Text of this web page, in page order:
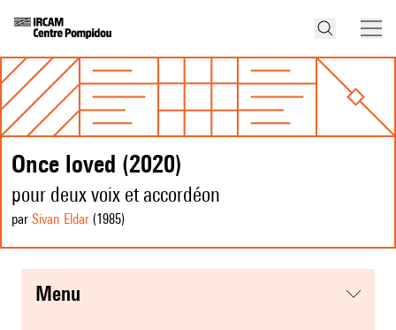
Once loved (2020)
pour deux voix et accordéon
par Sivan Eldar (1985)
menu